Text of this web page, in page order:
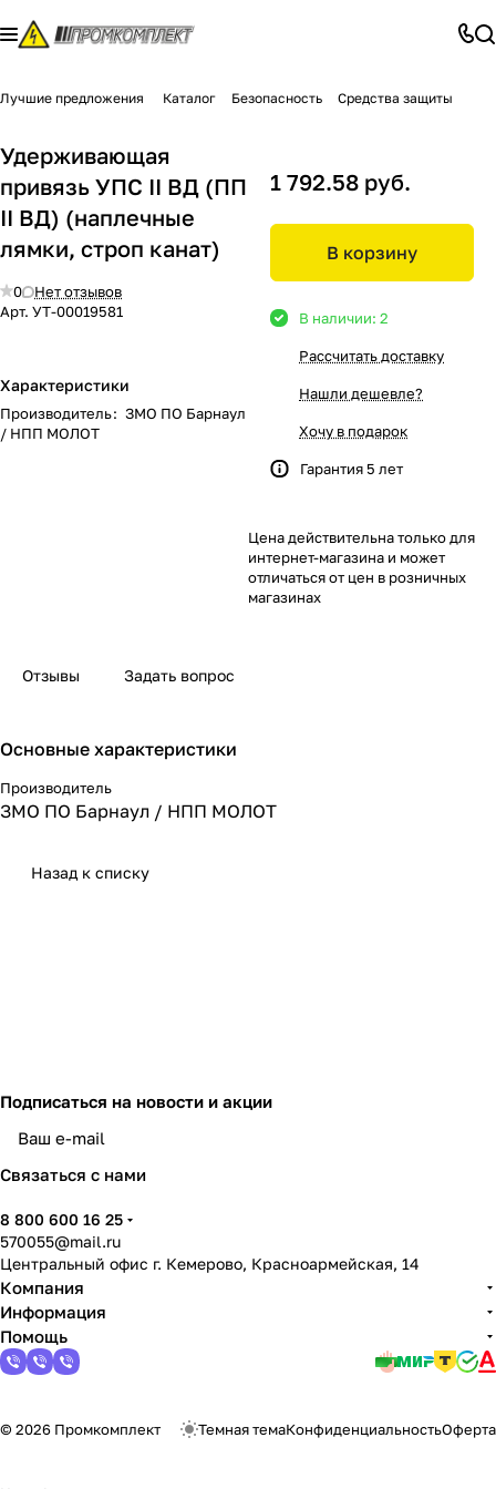
Лучшие предложения Каталог Безопасность Средства защиты
Удерживающая
привязь УПС II ВД (ПП
II ВД) (наплечные
лямки, строп канат)
0
Нет отзывов
Арт. УТ-00019581
Характеристики
Производитель: ЗМО ПО Барнаул
/ НПП МОЛОТ
1 792.58 руб.
В корзину
В наличии: 2
Рассчитать доставку
Нашли дешевле?
Хочу в подарок
Гарантия 5 лет
Цена действительна только для
интернет-магазина и может
отличаться от цен в розничных
магазинах
Отзывы Задать вопрос
Основные характеристики
Производитель
ЗМО ПО Барнаул / НПП МОЛОТ
Назад к списку
Подписаться на новости и акции
Связаться с нами
8 800 600 16 25
570055@mail.ru
Центральный офис г. Кемерово, Красноармейская, 14
Компания
Информация
Помощь
© 2026 Промкомплект Темная темаКонфиденциальностьОферта